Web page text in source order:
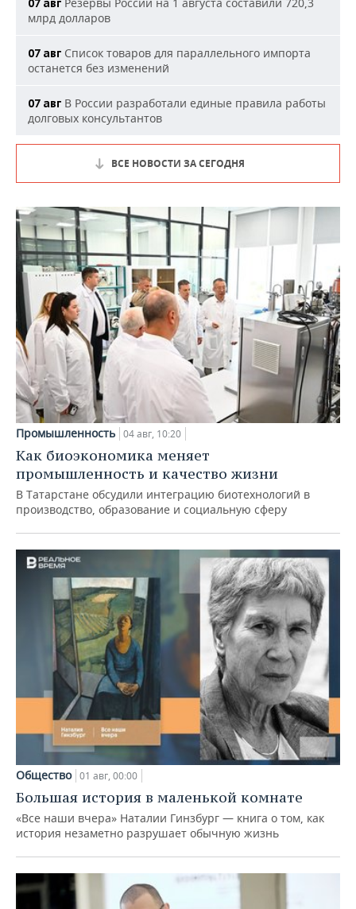
07 авг
млрд долларов
07 авг Список товаров для параллельного импорта
останется без изменений
07 авг В России разработали единые правила работы
долговых консультантов
ВСЕ НОВОСТИ ЗА СЕГОДНЯ
Промышленность 04 авг, 10:20
Как биоэкономика меняет
промышленность и качество жизни
В Татарстане обсудили интеграцию биотехнологий в
производство, образование и социальную сферу
Общество 01 авг, 00:00
Большая история в маленькой комнате
«Все наши вчера» Наталии Гинзбург — книга о том, как
история незаметно разрушает обычную жизнь